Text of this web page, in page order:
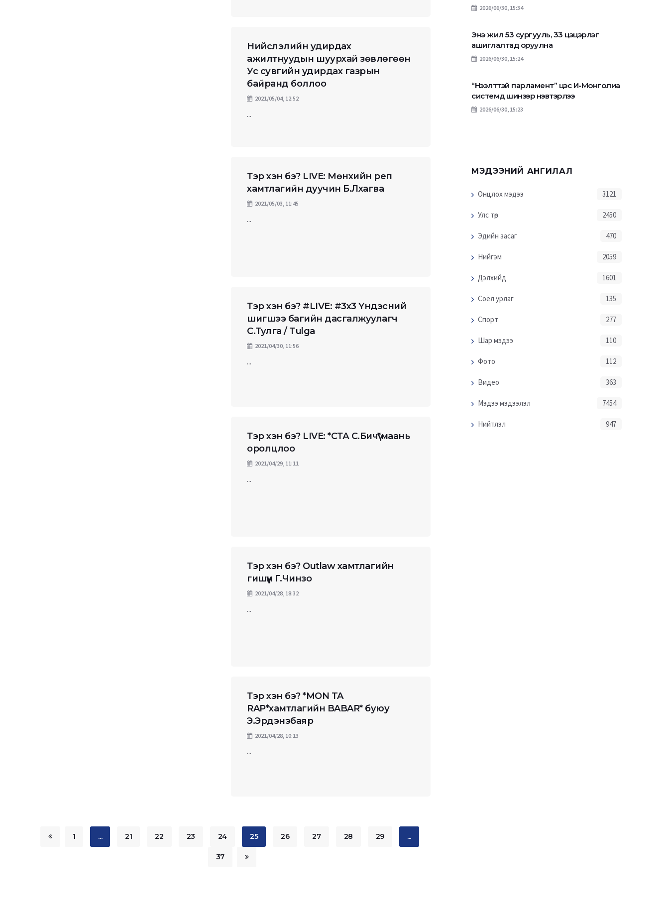
Нийслэлийн удирдах
ажилтнуудын шуурхай зөвлөгөөн
Ус сувгийн удирдах газрын
байранд боллоо
2021/05/04, 12:52
...
Тэр хэн бэ? LIVE: Мөнхийн реп
хамтлагийн дуучин Б.Лхагва
2021/05/03, 11:45
...
Тэр хэн бэ? #LIVE​: #3x3​ Үндэсний
шигшээ багийн дасгалжуулагч
С.Тулга / Tulga
2021/04/30, 11:56
...
Тэр хэн бэ? LIVE: *СТА С.Бичүү*маань
оролцлоо
2021/04/29, 11:11
...
Тэр хэн бэ? Outlaw хамтлагийн
гишүүн Г.Чинзо
2021/04/28, 18:32
...
Тэр хэн бэ? *MON TA
RAP*хамтлагийн BABAR* буюу
Э.Эрдэнэбаяр
2021/04/28, 10:13
...
1 ... 21 22 23 24 25 26 27 28 29 ...
37
2026/06/30, 15:34
Энэ жил 53 сургууль, 33 цэцэрлэг
ашиглалтад оруулна
2026/06/30, 15:24
“Нээлттэй парламент” цэс И-Монголиа
системд шинээр нэвтэрлээ
2026/06/30, 15:23
МЭДЭЭНИЙ АНГИЛАЛ
Онцлох мэдээ 3121
Улс төр 2450
Эдийн засаг 470
Нийгэм 2059
Дэлхийд 1601
Соёл урлаг 135
Спорт 277
Шар мэдээ 110
Фото 112
Видео 363
Мэдээ мэдээлэл 7454
Нийтлэл 947